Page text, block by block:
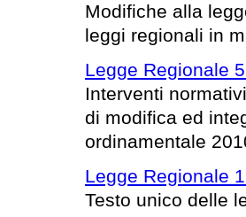
Modifiche alla
leggi regionali in
Legge Regionale
Interventi
di modifica ed
ordinamentale
Legge Regionale
Testo unico delle